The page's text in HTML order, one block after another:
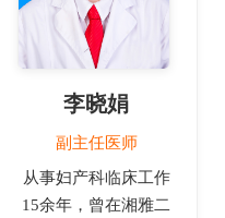
李晓娟
副主任医师
从事妇产科临床工作
15余年，曾在湘雅二